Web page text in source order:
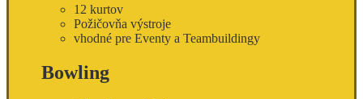
12 kurtov
Požičovňa výstroje
vhodné pre Eventy a Teambuildingy
Bowling